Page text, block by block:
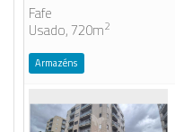
Fafe
Usado, 720m2
Armazéns